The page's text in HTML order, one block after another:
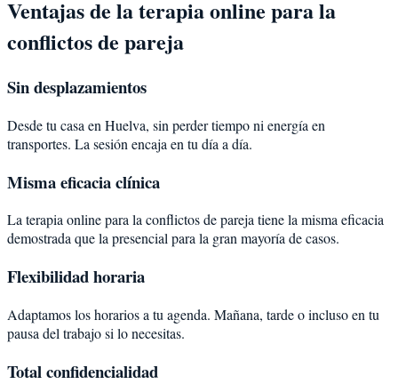
Ventajas de la terapia online para la
conflictos de pareja
Sin desplazamientos
Desde tu casa en Huelva, sin perder tiempo ni energía en
transportes. La sesión encaja en tu día a día.
Misma eficacia clínica
La terapia online para la conflictos de pareja tiene la misma eficacia
demostrada que la presencial para la gran mayoría de casos.
Flexibilidad horaria
Adaptamos los horarios a tu agenda. Mañana, tarde o incluso en tu
pausa del trabajo si lo necesitas.
Total confidencialidad